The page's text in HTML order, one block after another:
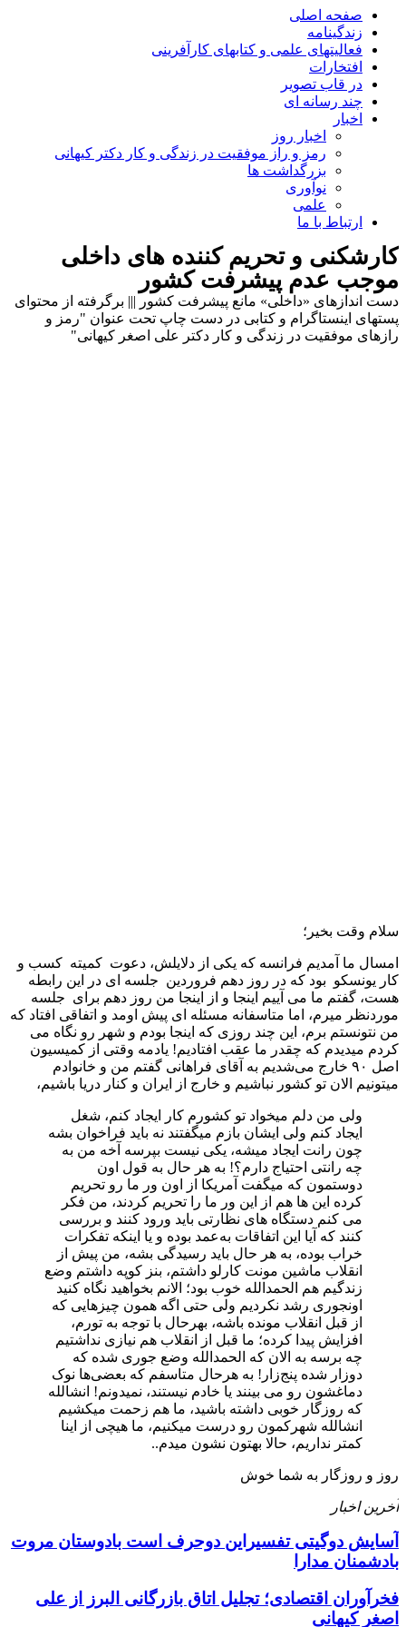
صفحه اصلی
زندگینامه
فعالیتهای علمی و کتابهای کارآفرینی
افتخارات
در قاب تصویر
چند رسانه ای
اخبار
اخبار روز
رمز و راز موفقیت در زندگی و کار دکتر کیهانی
بزرگداشت ها
نوآوری
علمی
ارتباط با ما
کارشکنی و تحریم کننده های داخلی
موجب عدم پیشرفت کشور
دست اندازهای «داخلی» مانع پیشرفت کشور ||| برگرفته از محتوای
پستهای اینستاگرام و کتابی در دست چاپ تحت عنوان "رمز و
رازهای موفقیت در زندگی و کار دکتر علی اصغر کیهانی"
سلام وقت بخیر؛
امسال ما آمدیم فرانسه که یکی از دلایلش، دعوت کمیته کسب و
کار یونسکو بود که در روز دهم فروردین جلسه ای در این رابطه
هست، گفتم ما می آییم اینجا و از اینجا من روز دهم برای جلسه
موردنظر میرم، اما متاسفانه مسئله ای پیش اومد و اتفاقی افتاد که
من نتونستم برم، این چند روزی که اینجا بودم و شهر رو نگاه می
کردم میدیدم که چقدر ما عقب افتادیم! یادمه وقتی از کمیسیون
اصل ۹۰ خارج می‌شدیم به آقای فراهانی گفتم من و خانوادم
میتونیم الان تو کشور نباشیم و خارج از ایران و کنار دریا باشیم،
ولی من دلم میخواد تو کشورم کار ایجاد کنم، شغل
ایجاد کنم ولی ایشان بازم میگفتند نه باید فراخوان بشه
چون رانت ایجاد میشه، یکی نیست بپرسه آخه من به
چه رانتی احتیاج دارم؟! به هر حال به قول اون
دوستمون که میگفت آمریکا از اون ور ما رو تحریم
کرده این ها هم از این ور ما را تحریم کردند، من فکر
می کنم دستگاه های نظارتی باید ورود کنند و بررسی
کنند که آیا این اتفاقات به‌عمد بوده و یا اینکه تفکرات
خراب بوده، به هر حال باید رسیدگی بشه، من پیش از
انقلاب ماشین مونت کارلو داشتم، بنز کوپه داشتم وضع
زندگیم هم الحمدالله خوب بود؛ الانم بخواهید نگاه کنید
اونجوری رشد نکردیم ولی حتی اگه همون چیزهایی که
از قبل انقلاب مونده باشه، بهرحال با توجه به تورم،
افزایش پیدا کرده؛ ما قبل از انقلاب هم نیازی نداشتیم
چه برسه به الان که الحمدالله وضع جوری شده که
دو‌زار شده پنج‌زار! به هرحال متاسفم که بعضی‌ها نوک
دماغشون رو می بینند یا خادم نیستند، نمیدونم! انشالله
که روزگار خوبی داشته باشید، ما هم زحمت میکشیم
انشالله شهرکمون رو درست میکنیم، ما هیچی از اینا
کمتر نداریم، حالا بهتون نشون میدم..
روز و روزگار به شما خوش
آخرین اخبار
آسایش دوگیتی تفسیراین دوحرف است بادوستان مروت
بادشمنان مدارا
فخرآوران اقتصادی؛ تجلیل اتاق بازرگانی البرز از علی‌
اصغر کیهانی